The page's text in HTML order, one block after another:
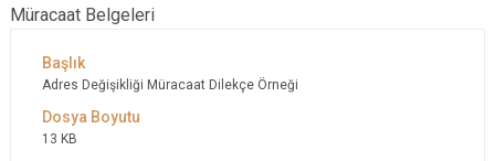
Müracaat Belgeleri
Adres Değişikliği Müracaat Dilekçe Örneği
13 KB